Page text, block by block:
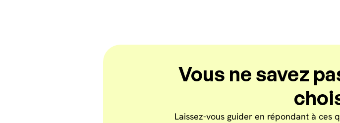
Vous ne savez
Laissez-vous guider en répondant à ces